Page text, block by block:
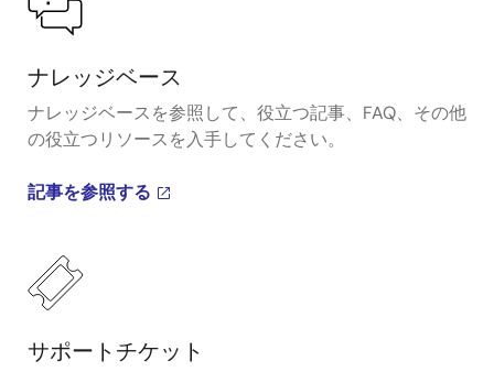
ナレッジベース
ナレッジベースを参照して、役立つ記事、FAQ、その他
の役立つリソースを入手してください。
記事を参照する
サポートチケット